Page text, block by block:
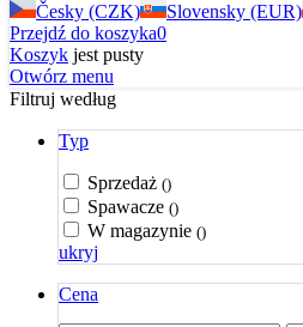
Česky (CZK)
Slovensky (EUR)
Przejdź do koszyka0
Koszyk jest pusty
Otwórz menu
Filtruj według
Typ
Sprzedaż ()
Spawacze ()
W magazynie ()
ukryj
Cena